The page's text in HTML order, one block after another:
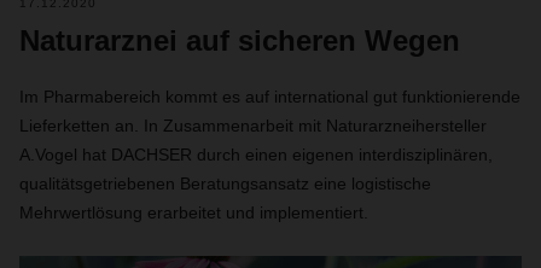
17.12.2020
Naturarznei auf sicheren Wegen
Im Pharmabereich kommt es auf international gut funktionierende
Lieferketten an. In Zusammenarbeit mit Naturarzneihersteller
A.Vogel hat DACHSER durch einen eigenen interdisziplinären,
qualitätsgetriebenen Beratungsansatz eine logistische
Mehrwertlösung erarbeitet und implementiert.